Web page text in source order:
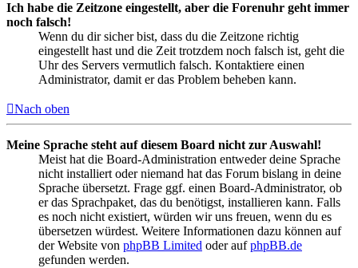
Ich habe die Zeitzone eingestellt, aber die Forenuhr geht immer
noch falsch!
Wenn du dir sicher bist, dass du die Zeitzone richtig
eingestellt hast und die Zeit trotzdem noch falsch ist, geht die
Uhr des Servers vermutlich falsch. Kontaktiere einen
Administrator, damit er das Problem beheben kann.
Nach oben
Meine Sprache steht auf diesem Board nicht zur Auswahl!
Meist hat die Board-Administration entweder deine Sprache
nicht installiert oder niemand hat das Forum bislang in deine
Sprache übersetzt. Frage ggf. einen Board-Administrator, ob
er das Sprachpaket, das du benötigst, installieren kann. Falls
es noch nicht existiert, würden wir uns freuen, wenn du es
übersetzen würdest. Weitere Informationen dazu können auf
der Website von phpBB Limited oder aufphpBB.de
gefunden werden.